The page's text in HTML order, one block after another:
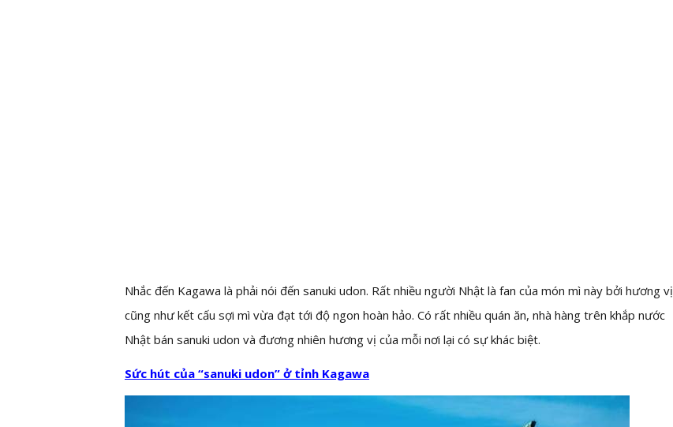
Nhắc đến Kagawa là phải nói đến sanuki udon. Rất nhiều người Nhật là fan của món mì này bởi hương vị
cũng như kết cấu sợi mì vừa đạt tới độ ngon hoàn hảo. Có rất nhiều quán ăn, nhà hàng trên khắp nước
Nhật bán sanuki udon và đương nhiên hương vị của mỗi nơi lại có sự khác biệt.
Sức hút của “sanuki udon” ở tỉnh Kagawa